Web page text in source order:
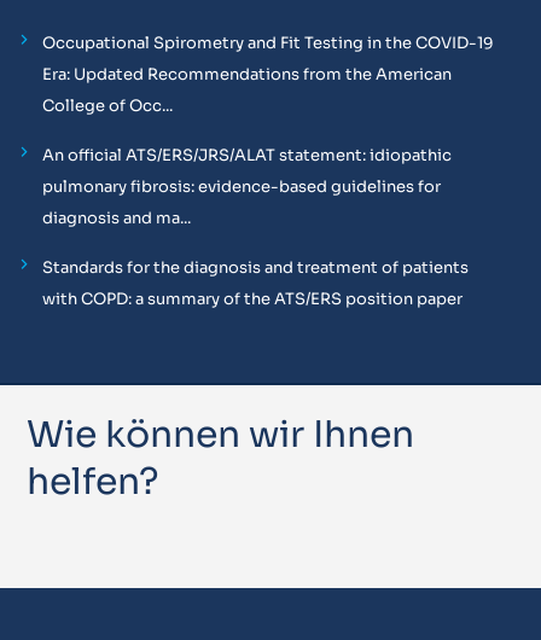
Occupational Spirometry and Fit Testing in the COVID-19
Era: Updated Recommendations from the American
College of Occ...
An official ATS/ERS/JRS/ALAT statement: idiopathic
pulmonary fibrosis: evidence-based guidelines for
diagnosis and ma...
Standards for the diagnosis and treatment of patients
with COPD: a summary of the ATS/ERS position paper
Wie können wir Ihnen
helfen?